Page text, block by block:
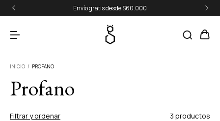
Envío gratis desde $60.000
INICIO / PROFANO
Profano
Filtrar y ordenar 3 productos